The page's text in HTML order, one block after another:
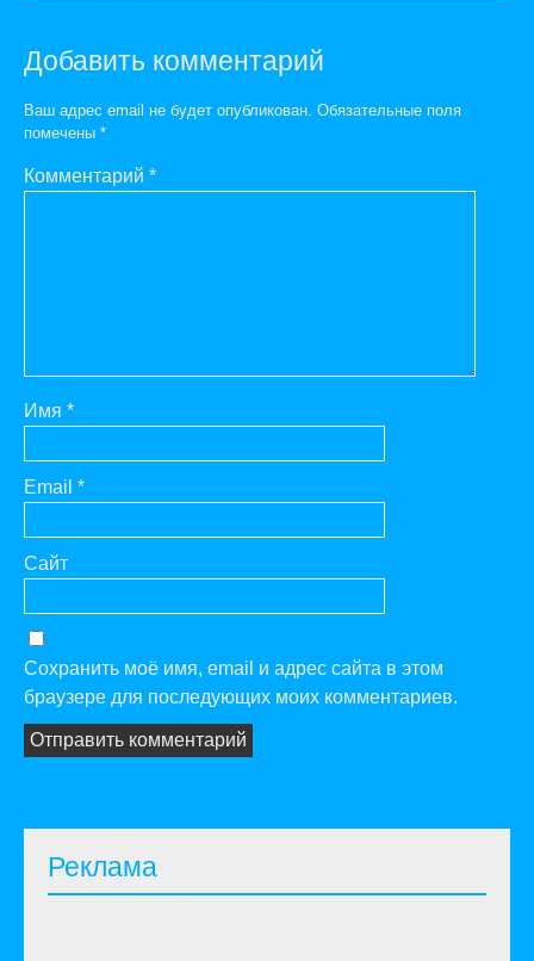
Добавить комментарий
Ваш адрес email не будет опубликован. Обязательные поля
помечены *
Комментарий *
Имя *
Email *
Сайт
Сохранить моё имя, email и адрес сайта в этом
браузере для последующих моих комментариев.
Реклама